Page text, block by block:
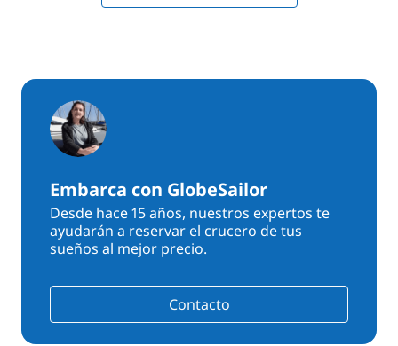
Embarca con GlobeSailor
Desde hace 15 años, nuestros expertos te
ayudarán a reservar el crucero de tus
sueños al mejor precio.
Contacto